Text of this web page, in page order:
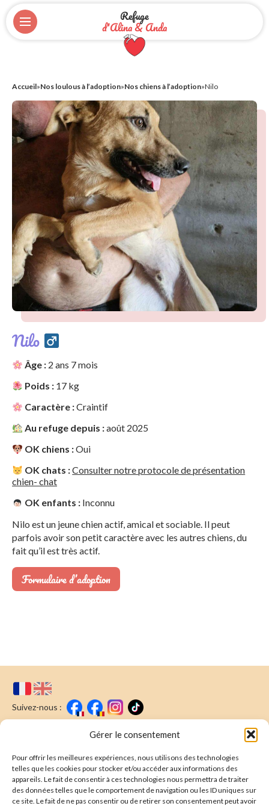
Gérer le consentement
Pour offrir les meilleures expériences, nous utilisons des technologies
telles que les cookies pour stocker et/ou accéder aux informations des
appareils. Le fait de consentir à ces technologies nous permettra de traiter
des données telles que le comportement de navigation ou les ID uniques sur
ce site. Le fait de ne pas consentir ou de retirer son consentement peut avoir
Refuge
d'Alina & Anda
Accueil»Nos loulous à l’adoption»Nos chiens à l’adoption»Nilo
Nilo
Âge : 2 ans 7 mois
Poids : 17 kg
Caractère :Craintif
Au refuge depuis :août 2025
OK chiens :Oui
OK chats :Consulter notre protocole de présentation
chien- chat
OK enfants : Inconnu
Nilo est un jeune chien actif, amical et sociable. Il peut
parfois avoir son petit caractère avec les autres chiens, du
fait qu’il est très actif.
Formulaire d’adoption
Suivez-nous :
Nous écrire
Newsletter
E-mail* : Souscrire